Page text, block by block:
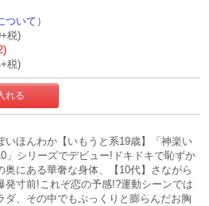
ついて ）
税)
税)
いほんわか【いもうと系19歳】「神楽い
」シリーズでデビュー!ドキドキで恥ずか
奥にある華奢な身体、【10代】さながら
発寸前!これぞ恋の予感!?運動シーンでは
ダ、その中でもぷっくりと膨らんだお胸